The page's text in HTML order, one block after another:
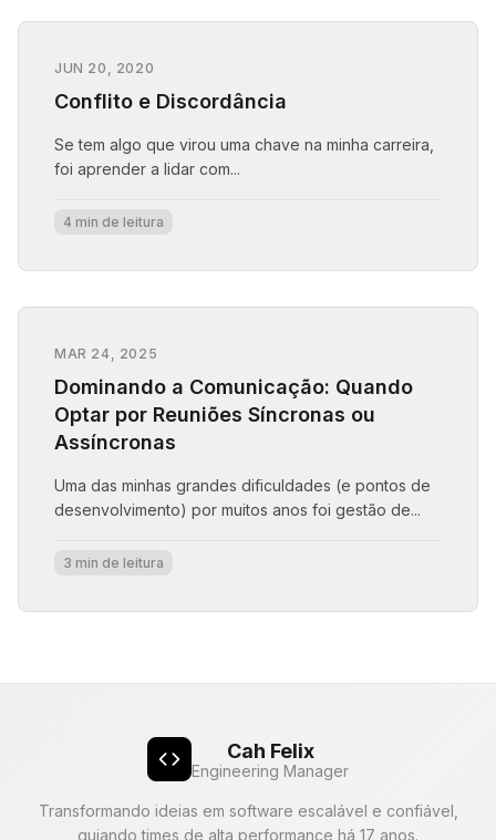
JUN 20, 2020
Conflito e Discordância
Se tem algo que virou uma chave na minha carreira,
foi aprender a lidar com...
4 min de leitura
MAR 24, 2025
Dominando a Comunicação: Quando
Optar por Reuniões Síncronas ou
Assíncronas
Uma das minhas grandes dificuldades (e pontos de
desenvolvimento) por muitos anos foi gestão de...
3 min de leitura
Cah Felix
Engineering Manager
Transformando ideias em software escalável e confiável,
guiando times de alta performance há 17 anos.